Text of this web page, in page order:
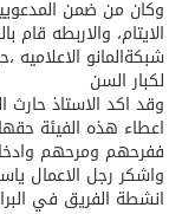
وكان من ضمن المدعويين
الايتام، والاربطه قام
شبكةالمانو
لكبار السن
وقد اكد الاستاذ حارث
اعطاء هذه الفيئة
ففرحهم ومرحهم
واشكر رجل الاعمال
انشطة الفريق في